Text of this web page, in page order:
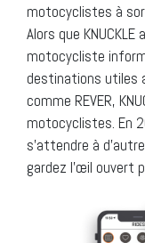
motocyclistes à
Alors que
motocycliste
destinations utiles
comme REVER,
motocyclistes. En
s’attendre à
gardez l’œil ouvert